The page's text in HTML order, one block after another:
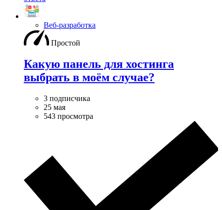
Веб-разработка
Простой
Какую панель для хостинга
выбрать в моём случае?
3 подписчика
25 мая
543 просмотра